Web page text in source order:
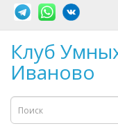
Клуб
Иваново